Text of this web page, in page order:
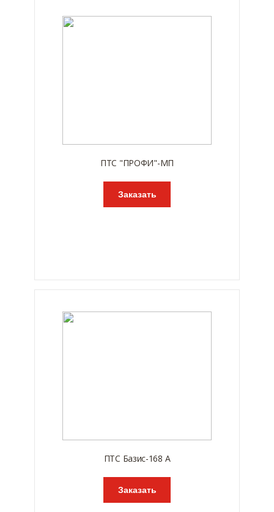
ПТС "ПРОФИ"-МП
Заказать
ПТС Базис-168 А
Заказать